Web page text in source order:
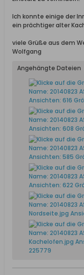
Ich konnte einige der
ein prächtiger alter
viele Grüße aus dem
Wolfgang
Angehängte Dateien